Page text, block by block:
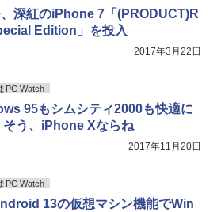
深紅のiPhone 7「(PRODUCT)R
Edition」を投入
2017年3月22日
PC Watch
95もシムシティ2000も快適に
そう、iPhone Xならね
2017年11月20日
PC Watch
13の仮想マシン機能でWin